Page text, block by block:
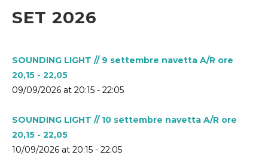
SET 2026
SOUNDING LIGHT // 9 settembre navetta A/R ore
20,15 - 22,05
09/09/2026 at 20:15 - 22:05
SOUNDING LIGHT // 10 settembre navetta A/R ore
20,15 - 22,05
10/09/2026 at 20:15 - 22:05